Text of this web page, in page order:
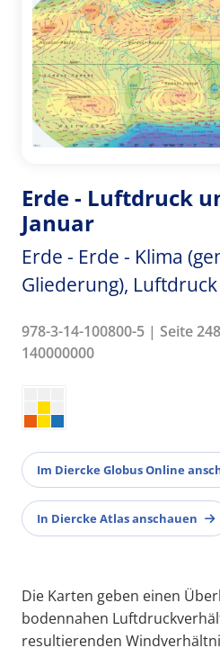
Erde - Luftdruck
Januar
Erde - Erde - Klima
Gliederung),
978-3-14-100800-5 | Seite
140000000
Im Diercke Globus Online
In Diercke Atlas anschauen
Die Karten geben einen
bodennahen
resultierenden